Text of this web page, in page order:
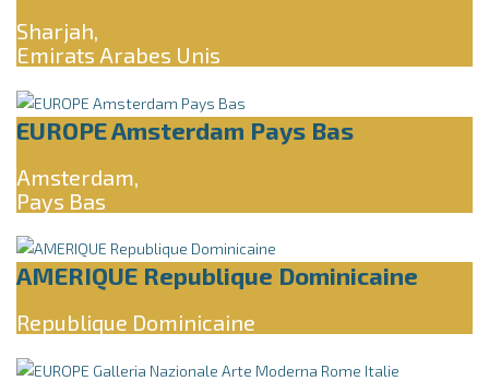
Sharjah,
Emirats Arabes Unis
EUROPE Amsterdam Pays Bas
Amsterdam,
Pays Bas
AMERIQUE Republique Dominicaine
Republique Dominicaine